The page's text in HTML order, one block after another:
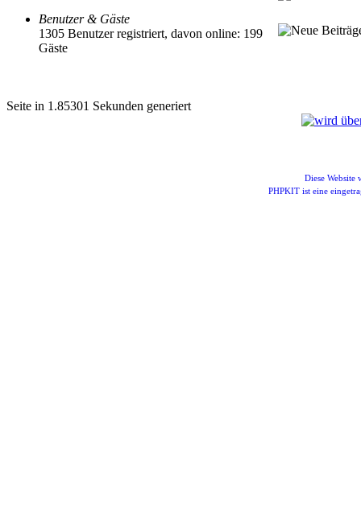
Benutzer & Gäste
1305 Benutzer registriert, davon online: 199
Gäste
Seite in 1.85301 Sekunden generiert
Diese Website
PHPKIT ist eine